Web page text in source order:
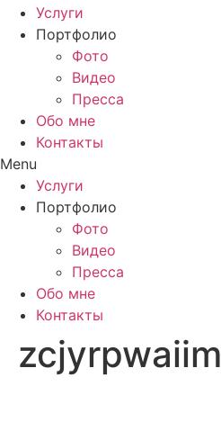
Услуги
Портфолио
Фото
Видео
Пресса
Обо мне
Контакты
Menu
Услуги
Портфолио
Фото
Видео
Пресса
Обо мне
Контакты
zcjyrpwaiim